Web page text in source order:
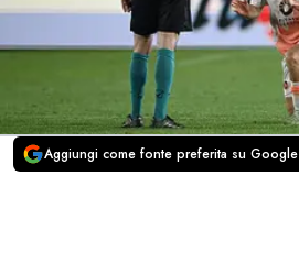
Aggiungi come fonte preferita su Google